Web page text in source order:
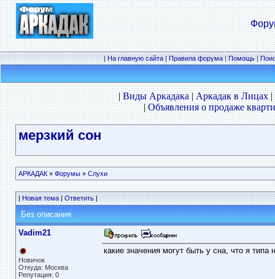
|На главную сайта|Правила форума|Помощь|
|Виды Аркадака|Аркадак в Лицах|
|Объявления о продаже
мерзкий сон
АРКАДАК» Форумы» Слухи
|Новая тема|Ответить|
Без описания
Vadim21
Новичок
Откуда: Москва
Репутация: 0
какие значения могут быть у сна, что я